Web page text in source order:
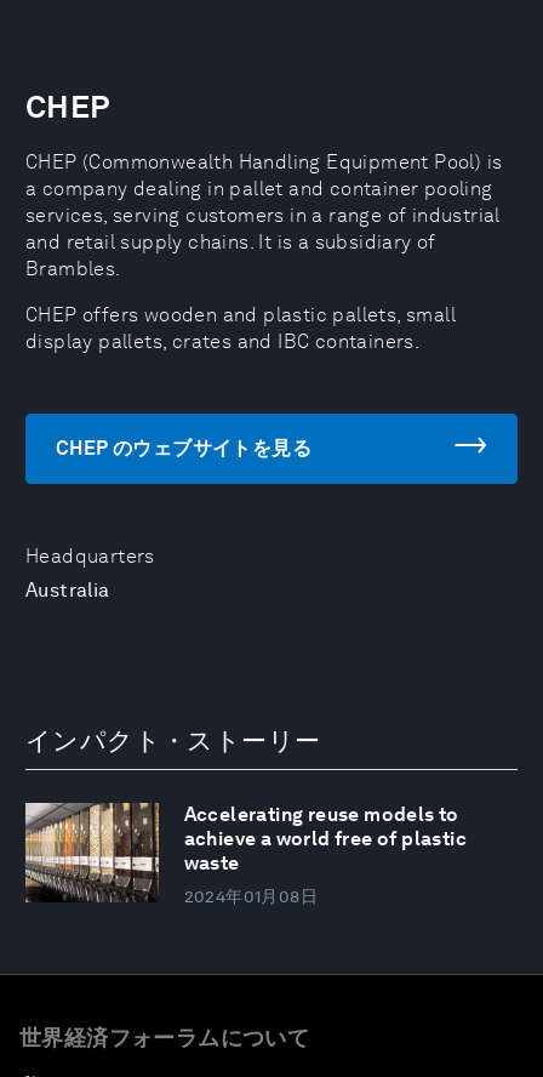
Headquarters
Australia
CHEP
CHEP (Commonwealth Handling Equipment Pool) is
a company dealing in pallet and container pooling
services, serving customers in a range of industrial
and retail supply chains. It is a subsidiary of
Brambles.
CHEP offers wooden and plastic pallets, small
display pallets, crates and IBC containers.
CHEP のウェブサイトを見る
インパクト・ストーリー
Accelerating reuse models to
achieve a world free of plastic
waste
2024年01月08日
世界経済フォーラムについて